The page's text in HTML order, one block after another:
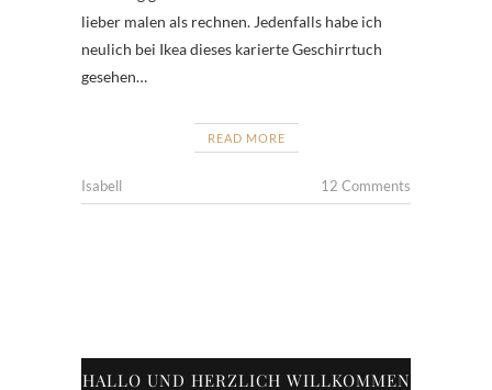
lieber malen als rechnen. Jedenfalls habe ich
neulich bei Ikea dieses karierte Geschirrtuch
gesehen…
READ MORE
Isabell 12 Comments
HALLO UND HERZLICH WILLKOMMEN